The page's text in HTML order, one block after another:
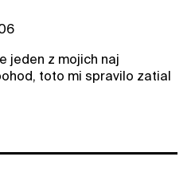
jeden z mojich naj
toto mi spravilo zatial